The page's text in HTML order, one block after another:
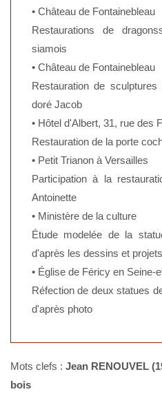
• Château de Fontainebleau
Restaurations de
siamois
• Château de Fontainebleau
Restauration de
doré Jacob
• Hôtel d'Albert, 31, rue des
Restauration de la porte
• Petit Trianon à Versailles
Participation à la
Antoinette
• Ministère de la culture
Étude modelée de la
d'après les dessins et
• Église de Féricy en Seine-
Réfection de deux statues
d'après photo
Mots clefs : Jean RENOUVEL
bois